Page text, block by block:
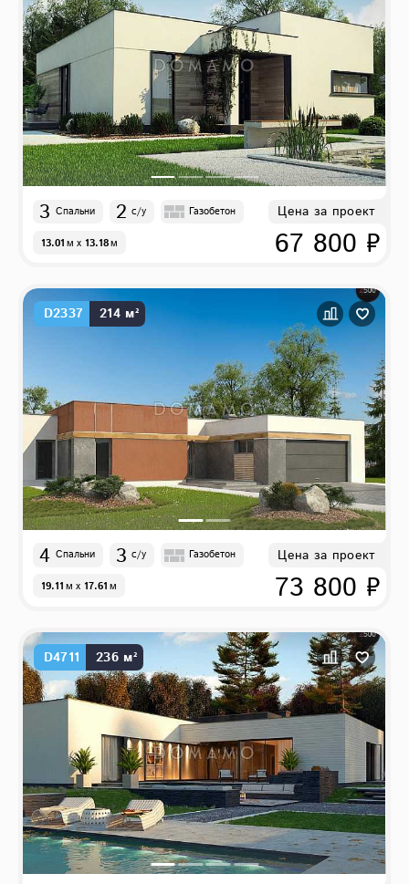
3 Спальни 2 с/у Газобетон
13.01м x 13.18м
Цена за проект
67 800 ₽
D2337 214 м²
4 Спальни 3 с/у Газобетон
19.11м x 17.61м
Цена за проект
73 800 ₽
D4711 236 м²